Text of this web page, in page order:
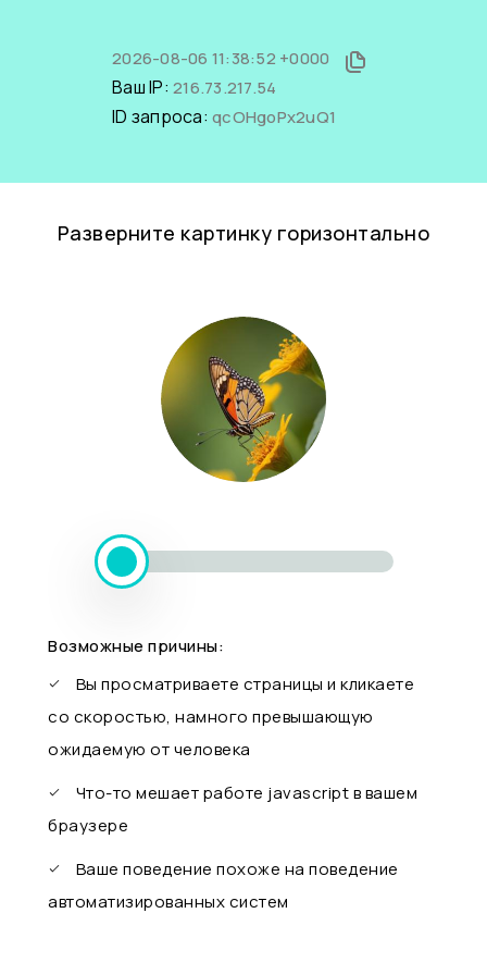
2026-08-06 11:38:52 +0000
Ваш IP: 216.73.217.54
ID запроса: qcOHgoPx2uQ1
Разверните картинку горизонтально
Возможные причины:
Вы просматриваете страницы и кликаете
со скоростью, намного превышающую
ожидаемую от человека
Что-то мешает работе javascript в вашем
браузере
Ваше поведение похоже на поведение
автоматизированных систем